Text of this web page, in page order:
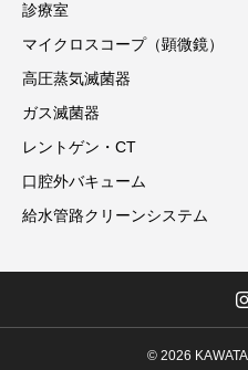
診療室
マイクロスコープ（顕微鏡）
高圧蒸気滅菌器
ガス滅菌器
レントゲン・CT
口腔外バキューム
給水管路クリーンシステム
© 2026